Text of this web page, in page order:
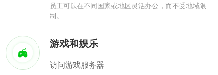
员工可以在不同国家或地区灵活办公，而不受地域限
制。
游戏和娱乐
访问游戏服务器